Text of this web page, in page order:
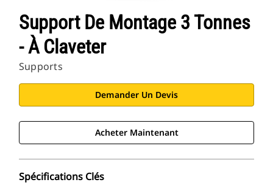
Support De Montage 3 Tonnes
- À Claveter
Supports
Demander Un Devis
Acheter Maintenant
Spécifications Clés